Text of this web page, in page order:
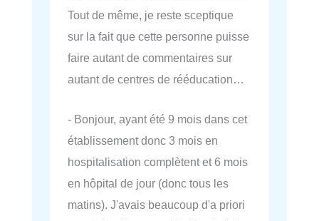
Tout de même, je reste sceptique
sur la fait que cette personne puisse
faire autant de commentaires sur
autant de centres de rééducation…
- Bonjour, ayant été 9 mois dans cet
établissement donc 3 mois en
hospitalisation complètent et 6 mois
en hôpital de jour (donc tous les
matins). J'avais beaucoup d'a priori